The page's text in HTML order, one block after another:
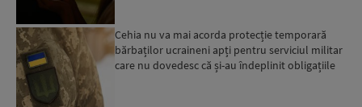
Cehia nu va mai acorda protecție temporară
bărbaților ucraineni apți pentru serviciul militar
care nu dovedesc că și-au îndeplinit obligațiile